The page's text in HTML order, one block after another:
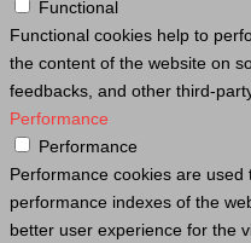
Functional
Functional cookies help to
the content of the website on
feedbacks, and other third-
Performance
Performance
Performance cookies are
performance indexes of the
better user experience for the